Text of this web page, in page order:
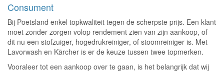
Consument
Bij Poetsland enkel topkwaliteit tegen de scherpste prijs. Een klant
moet zonder zorgen volop rendement zien van zijn aankoop, of
dit nu een stofzuiger, hogedrukreiniger, of stoomreiniger is. Met
Lavorwash en Kärcher is er de keuze tussen twee topmerken.
Vooraleer tot een aankoop over te gaan, is het belangrijk dat wij